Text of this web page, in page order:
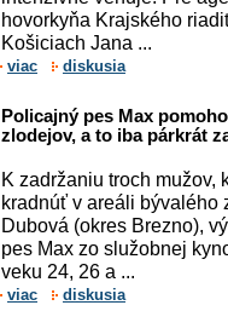
hovorkyňa Krajského
Košiciach Jana ...
viac diskusia
Policajný pes Max
zlodejov, a to iba párkrát
K zadržaniu troch mužov,
kradnúť v areáli bývalého
Dubová (okres Brezno),
pes Max zo služobnej
veku 24, 26 a ...
viac diskusia